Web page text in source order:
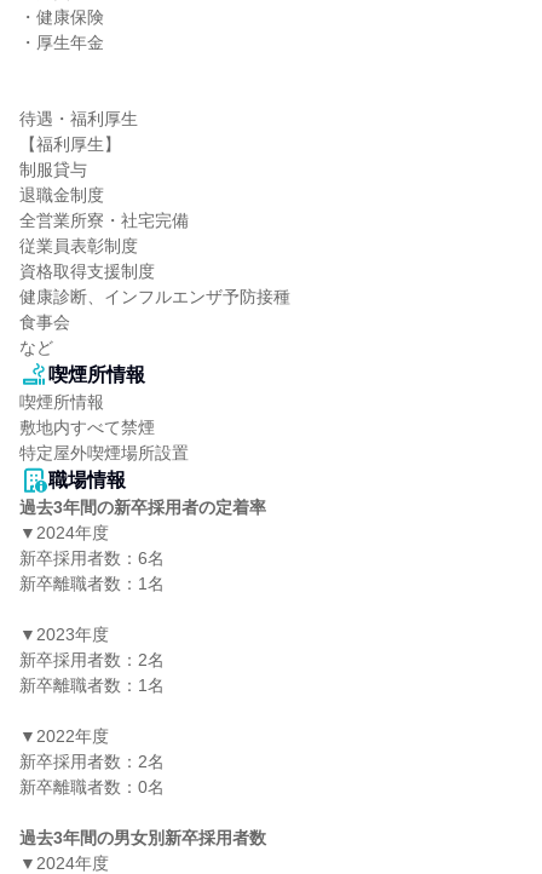
・健康保険
・厚生年金
待遇・福利厚生
【福利厚生】
制服貸与
退職金制度
全営業所寮・社宅完備
従業員表彰制度
資格取得支援制度
健康診断、インフルエンザ予防接種
食事会
など
喫煙所情報
喫煙所情報
敷地内すべて禁煙
特定屋外喫煙場所設置
職場情報
過去3年間の新卒採用者の定着率
▼2024年度
新卒採用者数：6名
新卒離職者数：1名
▼2023年度
新卒採用者数：2名
新卒離職者数：1名
▼2022年度
新卒採用者数：2名
新卒離職者数：0名
過去3年間の男女別新卒採用者数
▼2024年度